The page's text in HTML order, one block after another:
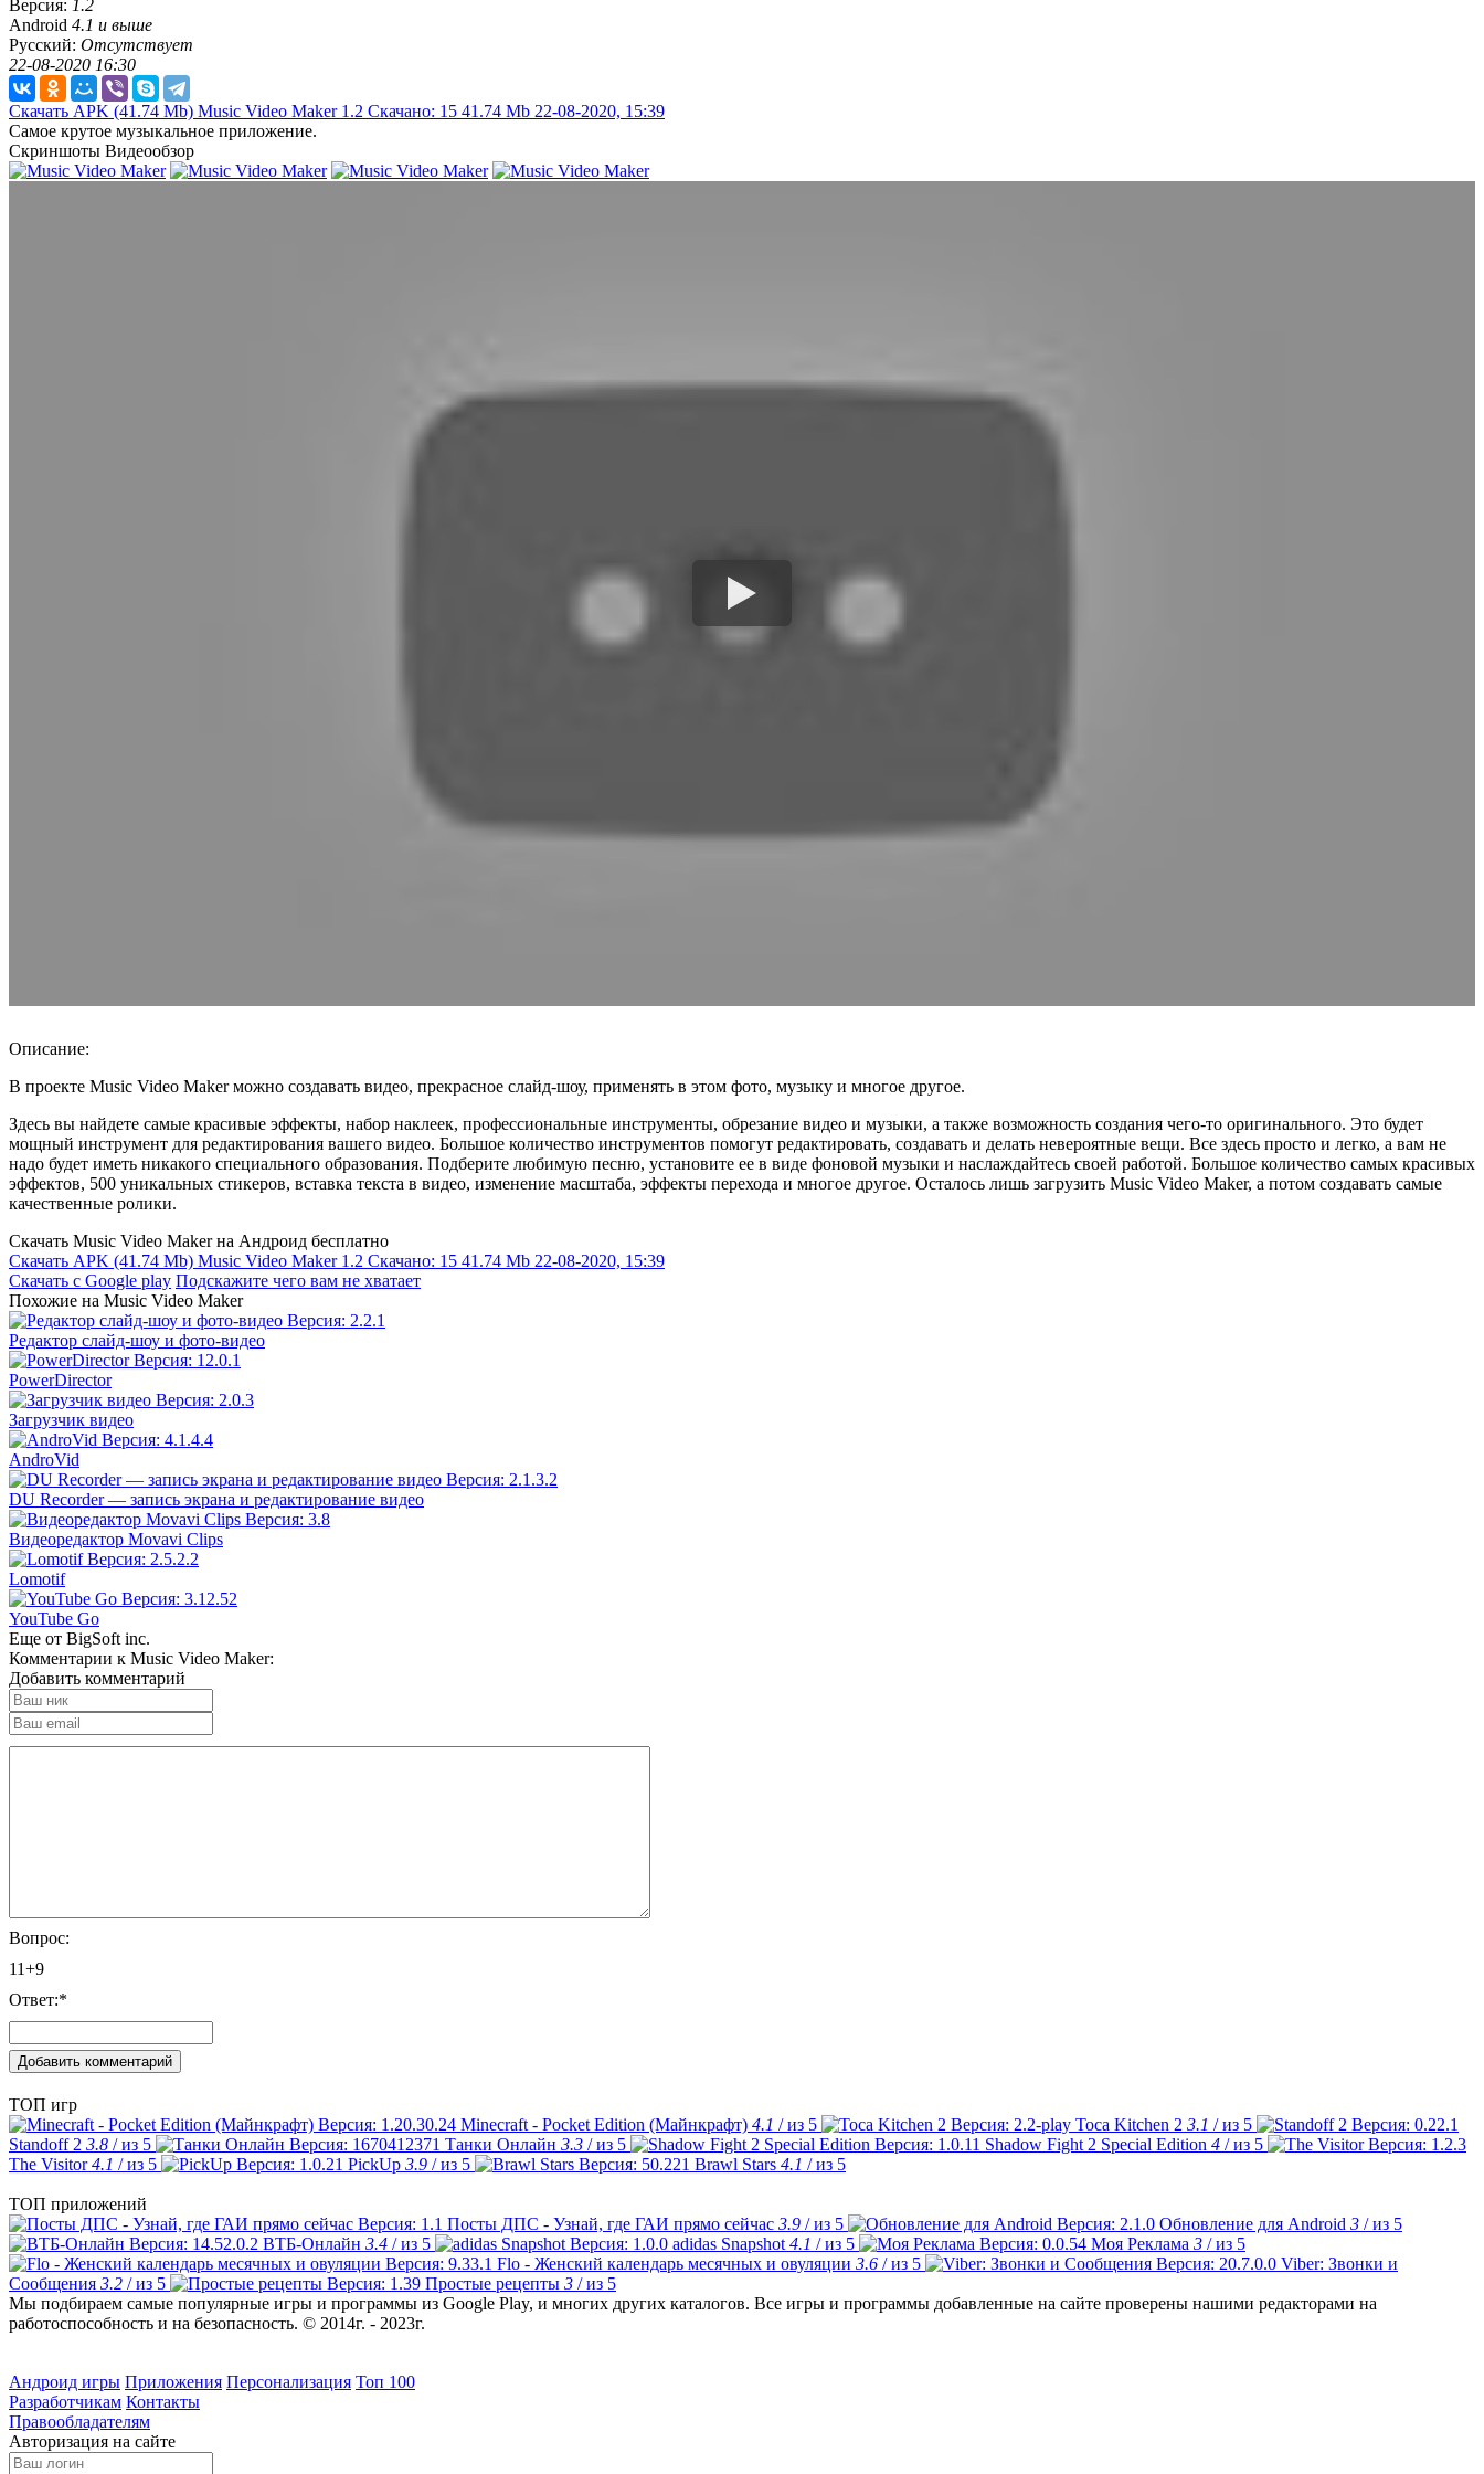
Версия: 1.2
Android 4.1 и выше
Русский: Отсутствует
22-08-2020 16:30
Скачать APK (41.74 Mb) Music Video Maker 1.2 Скачано: 15 41.74 Mb 22-08-2020, 15:39
Самое крутое музыкальное приложение.
Скриншоты Видеообзор
Описание:
В проекте Music Video Maker можно создавать видео, прекрасное слайд-шоу, применять в этом фото, музыку и многое другое.
Здесь вы найдете самые красивые эффекты, набор наклеек, профессиональные инструменты, обрезание видео и музыки, а также возможность создания чего-то оригинального. Это будет
мощный инструмент для редактирования вашего видео. Большое количество инструментов помогут редактировать, создавать и делать невероятные вещи. Все здесь просто и легко, а вам не
надо будет иметь никакого специального образования. Подберите любимую песню, установите ее в виде фоновой музыки и наслаждайтесь своей работой. Большое количество самых красивых
эффектов, 500 уникальных стикеров, вставка текста в видео, изменение масштаба, эффекты перехода и многое другое. Осталось лишь загрузить Music Video Maker, а потом создавать самые
качественные ролики.
Скачать Music Video Maker на Андроид бесплатно
Скачать APK (41.74 Mb) Music Video Maker 1.2 Скачано: 15 41.74 Mb 22-08-2020, 15:39
Скачать с Google play Подскажите чего вам не хватает
Похожие на Music Video Maker
Редактор слайд-шоу и фото-видео
PowerDirector
Загрузчик видео
AndroVid
DU Recorder — запись экрана и редактирование видео
Видеоредактор Movavi Clips
Lomotif
YouTube Go
Еще от BigSoft inc.
Комментарии к Music Video Maker:
Добавить комментарий
Вопрос:
11+9
Ответ:*
ТОП игр
Minecraft - Pocket Edition (Майнкрафт) 4.1 / из 5 Toca Kitchen 2 3.1 / из 5
Standoff 2 3.8 / из 5 Танки Онлайн 3.3 / из 5 Shadow Fight 2 Special Edition 4 / из 5
The Visitor4.1 / из 5 PickUp 3.9 / из 5 Brawl Stars 4.1 / из 5
ТОП приложений
Посты ДПС - Узнай, где ГАИ прямо сейчас 3.9 / из 5 Обновление для Android 3 / из 5
ВТБ-Онлайн 3.4 / из 5 adidas Snapshot 4.1 / из 5 Моя Реклама 3 / из 5
Flo - Женский календарь месячных и овуляции 3.6 / из 5
Viber: Звонки и
Сообщения 3.2 / из 5 Простые рецепты 3 / из 5
Мы подбираем самые популярные игры и программы из Google Play, и многих других каталогов. Все игры и программы добавленные на сайте проверены нашими редакторами на
работоспособность и на безопасность. © 2014г. - 2023г.
Андроид игры Приложения Персонализация Топ 100
Разработчикам Контакты
Правообладателям
Авторизация на сайте